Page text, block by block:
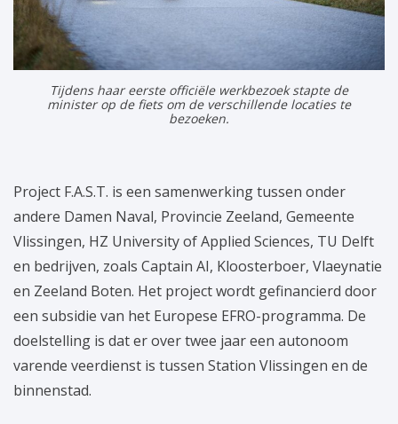
Tijdens haar eerste officiële werkbezoek stapte de
minister op de fiets om de verschillende locaties te
bezoeken.
Project F.A.S.T. is een samenwerking tussen onder
andere Damen Naval, Provincie Zeeland, Gemeente
Vlissingen, HZ University of Applied Sciences, TU Delft
en bedrijven, zoals Captain AI, Kloosterboer, Vlaeynatie
en Zeeland Boten. Het project wordt gefinancierd door
een subsidie van het Europese EFRO-programma. De
doelstelling is dat er over twee jaar een autonoom
varende veerdienst is tussen Station Vlissingen en de
binnenstad.